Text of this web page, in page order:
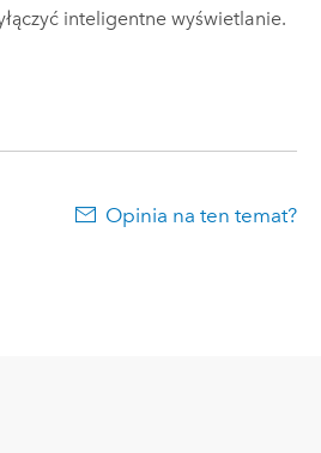
inteligentne wyświetlanie.
Opinia na ten temat?